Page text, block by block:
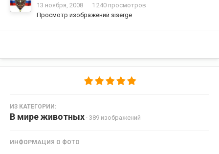
13 ноября, 2008
1 240 просмотров
Просмотр изображений siserge
ИЗ КАТЕГОРИИ:
В мире животных · 389 изображений
ИНФОРМАЦИЯ О ФОТО